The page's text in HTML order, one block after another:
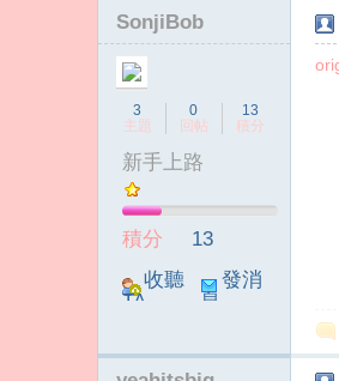
SonjiBob
3
主題
0
回帖
13
積分
新手上路
積分
13
收聽
TA
發消
息